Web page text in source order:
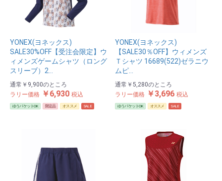
YONEX(ヨネックス)
SALE30%OFF【受注会限定】ウ
ィメンズゲームシャツ（ロング
スリーブ）2…
通常 ￥9,900のところ
ラリー価格 ￥6,930 税込
ゆうパケットOK 限定品 オススメ SALE
YONEX(ヨネックス)
【SALE30％OFF】ウィメンズ
Ｔシャツ 16689(522)ゼラニウ
ムピ…
通常 ￥5,280のところ
ラリー価格 ￥3,696 税込
ゆうパケットOK オススメ SALE